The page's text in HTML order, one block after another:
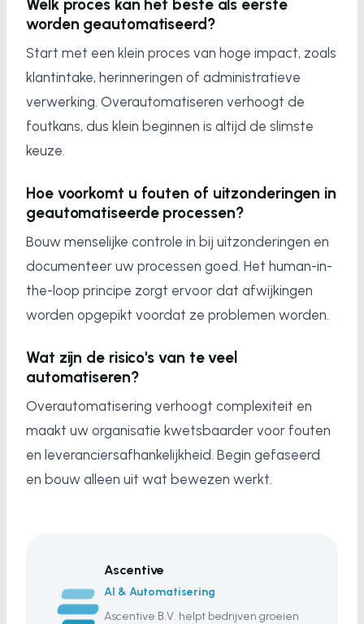
Welk proces kan het beste als eerste
worden geautomatiseerd?
Start met een klein proces van hoge impact, zoals
klantintake, herinneringen of administratieve
verwerking. Overautomatiseren verhoogt de
foutkans, dus klein beginnen is altijd de slimste
keuze.
Hoe voorkomt u fouten of uitzonderingen in
geautomatiseerde processen?
Bouw menselijke controle in bij uitzonderingen en
documenteer uw processen goed. Het human-in-
the-loop principe zorgt ervoor dat afwijkingen
worden opgepikt voordat ze problemen worden.
Wat zijn de risico's van te veel
automatiseren?
Overautomatisering verhoogt complexiteit en
maakt uw organisatie kwetsbaarder voor fouten
en leveranciersafhankelijkheid. Begin gefaseerd
en bouw alleen uit wat bewezen werkt.
Ascentive
AI & Automatisering
Ascentive B.V. helpt bedrijven groeien